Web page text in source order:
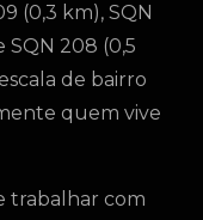
(0,3 km), SQN
SQN 208 (0,5
de bairro
quem vive
trabalhar com